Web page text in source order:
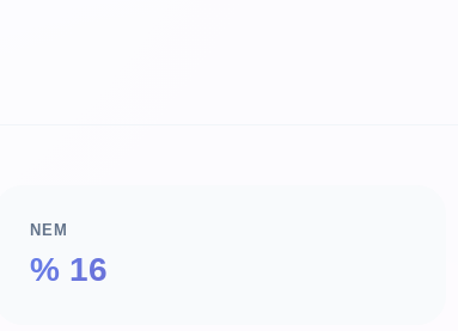
NEM
% 16